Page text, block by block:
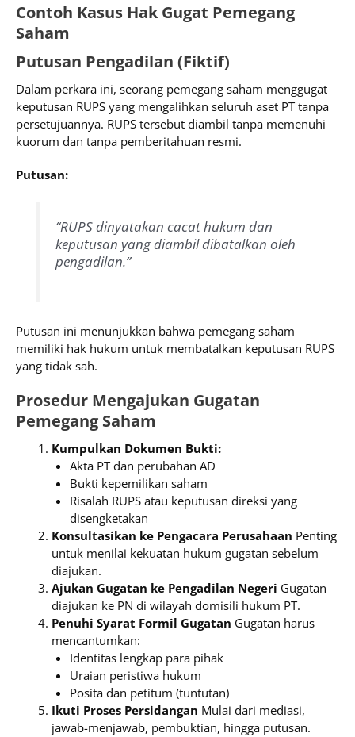
Contoh Kasus Hak Gugat Pemegang
Saham
Putusan Pengadilan (Fiktif)
Dalam perkara ini, seorang pemegang saham menggugat
keputusan RUPS yang mengalihkan seluruh aset PT tanpa
persetujuannya. RUPS tersebut diambil tanpa memenuhi
kuorum dan tanpa pemberitahuan resmi.
Putusan:
“RUPS dinyatakan cacat hukum dan
keputusan yang diambil dibatalkan oleh
pengadilan.”
Putusan ini menunjukkan bahwa pemegang saham
memiliki hak hukum untuk membatalkan keputusan RUPS
yang tidak sah.
Prosedur Mengajukan Gugatan
Pemegang Saham
Kumpulkan Dokumen Bukti:
Akta PT dan perubahan AD
Bukti kepemilikan saham
Risalah RUPS atau keputusan direksi yang
disengketakan
Konsultasikan ke Pengacara Perusahaan Penting
untuk menilai kekuatan hukum gugatan sebelum
diajukan.
Ajukan Gugatan ke Pengadilan Negeri Gugatan
diajukan ke PN di wilayah domisili hukum PT.
Penuhi Syarat Formil Gugatan Gugatan harus
mencantumkan:
Identitas lengkap para pihak
Uraian peristiwa hukum
Posita dan petitum (tuntutan)
Ikuti Proses Persidangan Mulai dari mediasi,
jawab-menjawab, pembuktian, hingga putusan.